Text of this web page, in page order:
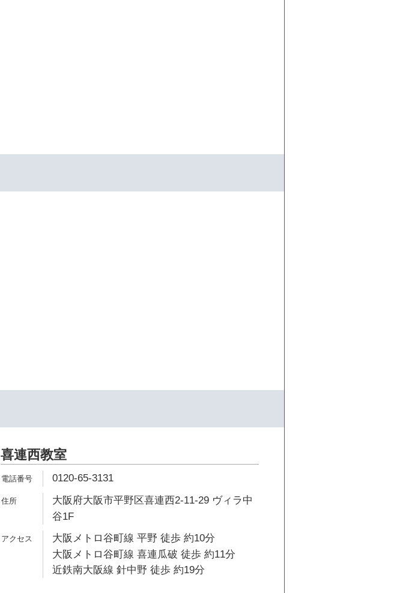
喜連西教室
0120-65-3131
大阪府大阪市平野区喜連西2-11-29 ヴィラ中
谷1F
大阪メトロ谷町線 平野 徒歩 約10分
大阪メトロ谷町線 喜連瓜破 徒歩 約11分
近鉄南大阪線 針中野 徒歩 約19分